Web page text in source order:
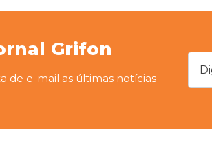
Grifon
de e-mail as últimas notícias
Digite seu